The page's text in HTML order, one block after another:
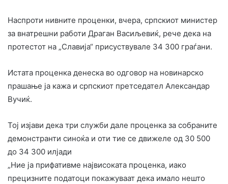
Наспроти нивните проценки, вчера, српскиот министер
за внатрешни работи Драган Васиљевиќ, рече дека на
протестот на „Славија“ присуствувале 34 300 граѓани.
Истата проценка денеска во одговор на новинарско
прашање ја кажа и српскиот претседател Александар
Вучиќ.
Тој изјави дека три служби дале проценка за собраните
демонстранти синоќа и оти тие се движеле од 30 500
до 34 300 илјади
„Ние ја прифативме највисоката проценка, иако
прецизните податоци покажуваат дека имало нешто